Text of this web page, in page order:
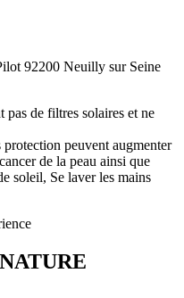
92200 Neuilly sur Seine
de filtres solaires et ne
protection peuvent augmenter
de la peau ainsi que
soleil, Se laver les mains